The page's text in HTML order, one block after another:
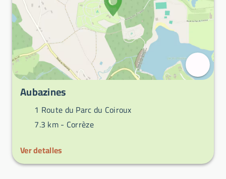
Aubazines
1 Route du Parc du Coiroux
7.3 km - Corrèze
Ver detalles